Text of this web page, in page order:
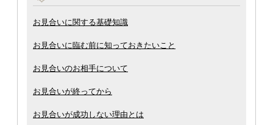
お見合いに関する基礎知識
お見合いに臨む前に知っておきたいこと
お見合いのお相手について
お見合いが終ってから
お見合いが成功しない理由とは